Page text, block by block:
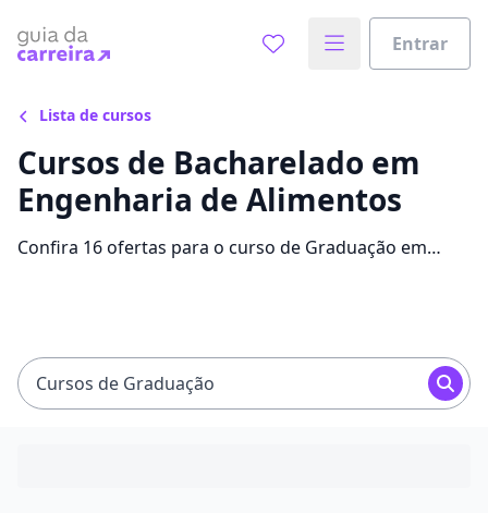
Entrar
Lista de cursos
Cursos de Bacharelado em
Engenharia de Alimentos
Confira 16 ofertas para o curso de Graduação em
Cursos de Graduação